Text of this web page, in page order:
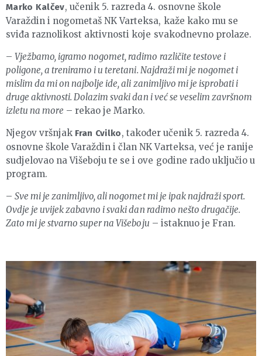
Marko Kalčev, učenik 5. razreda 4. osnovne škole
Varaždin i nogometaš NK Varteksa, kaže kako mu se
sviđa raznolikost aktivnosti koje svakodnevno prolaze.
–Vježbamo, igramo nogomet, radimo različite testove i
poligone, a treniramo i u teretani. Najdraži mi je nogomet i
mislim da mi on najbolje ide, ali zanimljivo mi je isprobati i
druge aktivnosti. Dolazim svaki dan i već se veselim završnom
izletu na more – rekao je Marko.
Njegov vršnjak Fran Cvilko, također učenik 5. razreda 4.
osnovne škole Varaždin i član NK Varteksa, već je ranije
sudjelovao na Višeboju te se i ove godine rado uključio u
program.
–Sve mi je zanimljivo, ali nogomet mi je ipak najdraži sport.
Ovdje je uvijek zabavno i svaki dan radimo nešto drugačije.
Zato mi je stvarno super na Višeboju – istaknuo je Fran.